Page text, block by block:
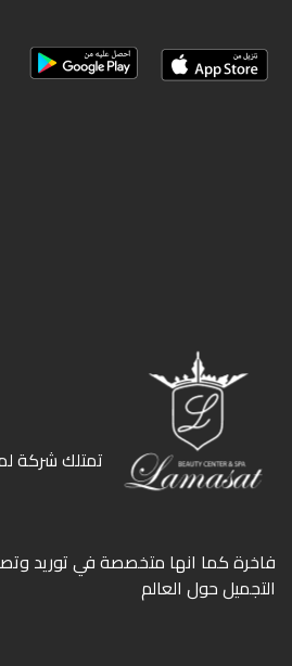
ﻓﺎﺧﺮة كما انها ﻣﺘﺨﺼﺼﺔ ﻓﻲ ﺗﻮرﻳﺪ
اﻟﺘﺠﻤﻴﻞ ﺣﻮل اﻟﻌﺎﻟﻢ